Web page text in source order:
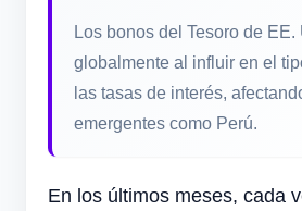
Los bonos del Tesoro de EE.
globalmente al influir en el
las tasas de interés,
emergentes como Perú.
En los últimos meses, cada